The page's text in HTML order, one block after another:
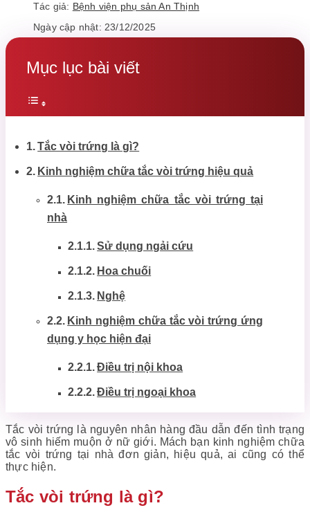
Tác giả: Bệnh viện phụ sản An Thịnh
Ngày cập nhật: 23/12/2025
Mục lục bài viết
Tắc vòi trứng là gì?
Kinh nghiệm chữa tắc vòi trứng hiệu quả
Kinh nghiệm chữa tắc vòi trứng tại
nhà
Sử dụng ngải cứu
Hoa chuối
Nghệ
Kinh nghiệm chữa tắc vòi trứng ứng
dụng y học hiện đại
Điều trị nội khoa
Điều trị ngoại khoa
Tắc vòi trứng là nguyên nhân hàng đầu dẫn đến tình trạng
vô sinh hiếm muộn ở nữ giới. Mách bạn kinh nghiệm chữa
tắc vòi trứng tại nhà đơn giản, hiệu quả, ai cũng có thể
thực hiện.
Tắc vòi trứng là gì?